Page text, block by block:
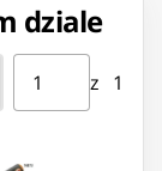
dziale
Strona ⁨1⁩ z ⁨1⁩
z ⁨1⁩
Przejdź do strony